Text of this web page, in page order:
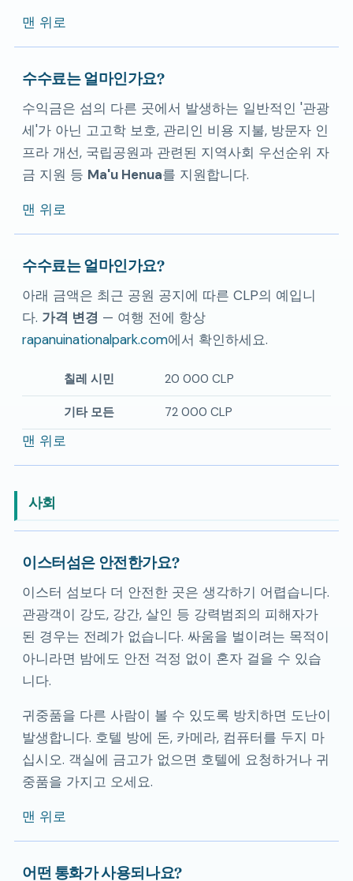
맨 위로
수수료는 얼마인가요?
수익금은 섬의 다른 곳에서 발생하는 일반적인 '관광
세'가 아닌 고고학 보호, 관리인 비용 지불, 방문자 인
프라 개선, 국립공원과 관련된 지역사회 우선순위 자
금 지원 등 Ma'u Henua를 지원합니다.
맨 위로
수수료는 얼마인가요?
아래 금액은 최근 공원 공지에 따른 CLP의 예입니
다. 가격 변경 — 여행 전에 항상
rapanuinationalpark.com에서 확인하세요.
칠레 시민 20 000 CLP
기타 모든 72 000 CLP
맨 위로
사회
이스터섬은 안전한가요?
이스터 섬보다 더 안전한 곳은 생각하기 어렵습니다.
관광객이 강도, 강간, 살인 등 강력범죄의 피해자가
된 경우는 전례가 없습니다. 싸움을 벌이려는 목적이
아니라면 밤에도 안전 걱정 없이 혼자 걸을 수 있습
니다.
귀중품을 다른 사람이 볼 수 있도록 방치하면 도난이
발생합니다. 호텔 방에 돈, 카메라, 컴퓨터를 두지 마
십시오. 객실에 금고가 없으면 호텔에 요청하거나 귀
중품을 가지고 오세요.
맨 위로
어떤 통화가 사용되나요?